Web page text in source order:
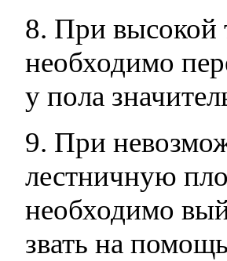
8. При высокой
необходимо
у пола
9. При
лестничную
необходимо
звать на